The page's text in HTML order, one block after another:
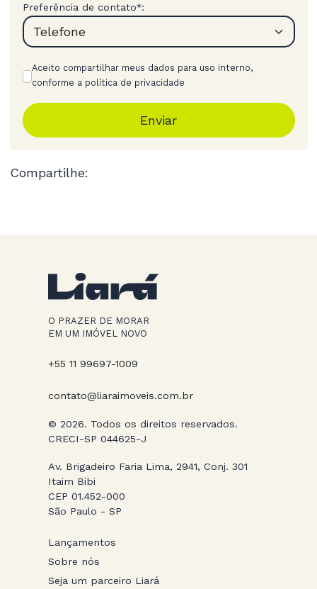
Preferência de contato*:
Aceito compartilhar meus dados para uso interno,
conforme a política de privacidade
Enviar
Compartilhe:
O PRAZER DE MORAR
EM UM IMÓVEL NOVO
+55 11 99697-1009
contato@liaraimoveis.com.br
© 2026. Todos os direitos reservados.
CRECI-SP 044625-J
Av. Brigadeiro Faria Lima, 2941, Conj. 301
Itaim Bibi
CEP 01.452-000
São Paulo - SP
Lançamentos
Sobre nós
Seja um parceiro Liará